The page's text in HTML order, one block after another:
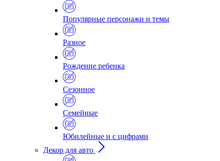
Популярные персонажи и темы
Разное
Рождение ребенка
Сезонное
Семейные
Юбилейные и с цифрами
Декор для авто